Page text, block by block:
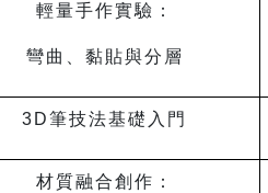
輕量手作實驗：
彎曲、黏貼與分層
3D筆技法基礎入門
材質融合創作：